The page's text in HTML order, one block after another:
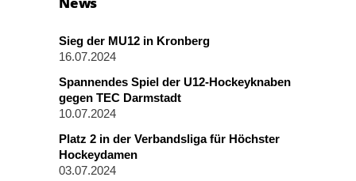
Sieg der MU12 in Kronberg
16.07.2024
Spannendes Spiel der U12-Hockeyknaben
gegen TEC Darmstadt
10.07.2024
Platz 2 in der Verbandsliga für Höchster
Hockeydamen
03.07.2024